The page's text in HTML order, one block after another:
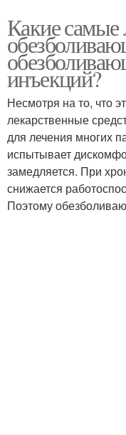
Какие
инъекций?
Несмотря на то, что
лекарственные
для лечения многих
испытывает
замедляется. При
снижается
Поэтому